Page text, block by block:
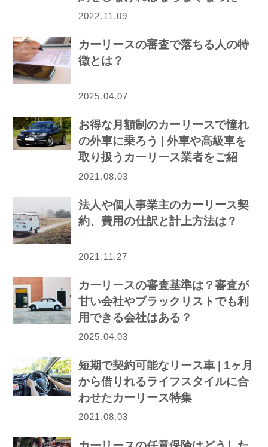
ら…
2022.11.09
カーリースの審査で落ちる人の特
徴とは？
2025.04.07
お得な月額制のカーリースで憧れ
の外車に乗ろう | 外車や高級車を
取り扱うカーリース業者をご紹
介！
2021.08.03
法人や個人事業主のカーリース契
約、費用の仕訳と計上方法は？
2021.11.27
カーリースの審査基準は？審査が
甘い会社やブラックリストでも利
用できる会社はある？
2025.04.03
短期で契約可能なリース車 | 1ヶ月
から借りれるライフスタイルに合
わせたカーリース特集
2021.08.03